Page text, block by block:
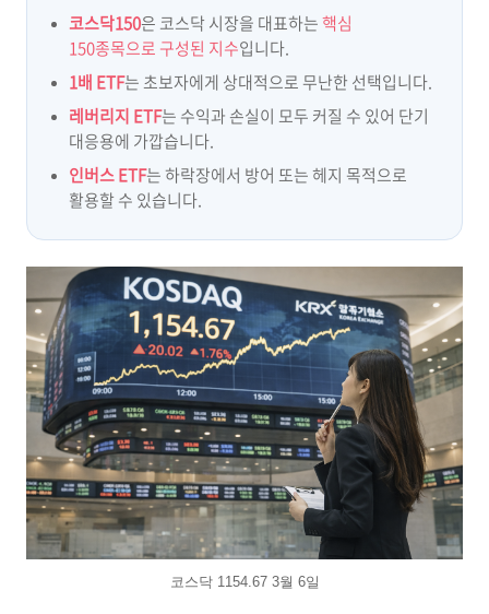
코스닥150은 코스닥 시장을 대표하는핵심
150종목으로 구성된 지수입니다.
1배 ETF는 초보자에게 상대적으로 무난한 선택입니다.
레버리지 ETF는 수익과 손실이 모두 커질 수 있어 단기
대응용에 가깝습니다.
인버스 ETF는 하락장에서 방어 또는 헤지 목적으로
활용할 수 있습니다.
코스닥 1154.67 3월 6일